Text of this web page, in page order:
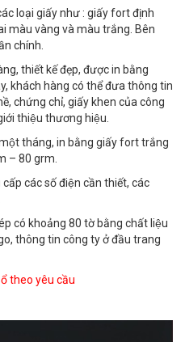
loại giấy như : giấy fort định
màu vàng và màu trắng. Bên
chính.
thiết kế đẹp, được in bằng
khách hàng có thể đưa thông tin
chứng chỉ, giấy khen của công
thiệu thương hiệu.
tháng, in bằng giấy fort trắng
– 80 grm.
các số điện cần thiết, các
có khoảng 80 tờ bằng chất liệu
thông tin công ty ở đầu trang
theo yêu cầu